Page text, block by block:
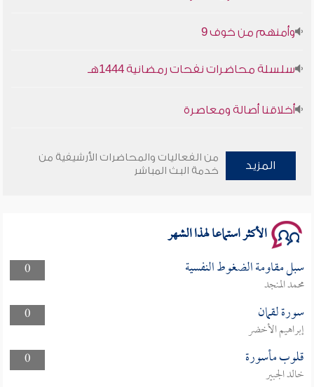
سلسلة محاضرات نفحات رمضانية 1444هـ
المزيد
من الفعاليات والمحاضرات الأرشيفية من
خدمة البث المباشر
الأكثر استماعا لهذا الشهر
0 سبل مقاومة الضغوط النفسية
محمد المنجد
0
سورة لقمان
إبراهيم الأخضر
0
قلوب مأسورة
خالد الجبير